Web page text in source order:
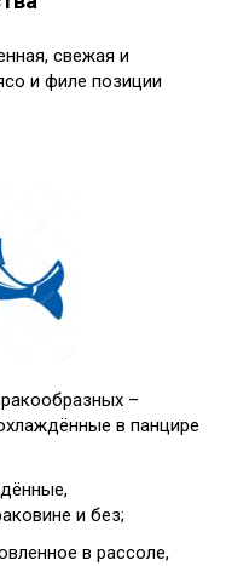
свежая и
и филе позиции
–
в панцире
и без;
в рассоле,